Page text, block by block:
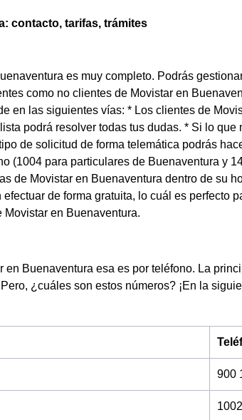
contacto, tarifas, trámites
es muy completo. Podrás
como no clientes de Movistar en
en las siguientes vías: * Los clientes de
podrá resolver todas tus dudas. * Si lo que
de solicitud de forma telemática podrás
(1004 para particulares de Buenaventura y
de Movistar en Buenaventura dentro de su
de forma gratuita, lo cuál es perfecto
en Buenaventura.
Buenaventura esa es por teléfono. La
¿cuáles son estos números? ¡En la
900
1002